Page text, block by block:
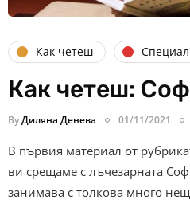
Как четеш
Как четеш:
ByДиляна Денева 01/11/2021
В първия материал от
ви срещаме с лъчезарната
занимава с толкова много